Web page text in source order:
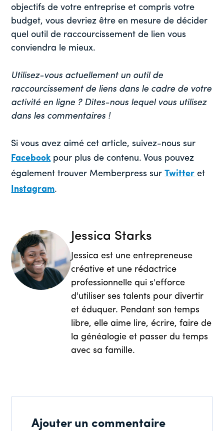
objectifs de votre entreprise et compris votre
budget, vous devriez être en mesure de décider
quel outil de raccourcissement de lien vous
conviendra le mieux.
Utilisez-vous actuellement un outil de
raccourcissement de liens dans le cadre de votre
activité en ligne ? Dites-nous lequel vous utilisez
dans les commentaires !
Si vous avez aimé cet article, suivez-nous sur
Facebookpour plus de contenu. Vous pouvez
également trouver Memberpress surTwitter et
Instagram.
Jessica Starks
Jessica est une entrepreneuse
créative et une rédactrice
professionnelle qui s'efforce
d'utiliser ses talents pour divertir
et éduquer. Pendant son temps
libre, elle aime lire, écrire, faire de
la généalogie et passer du temps
avec sa famille.
Ajouter un commentaire